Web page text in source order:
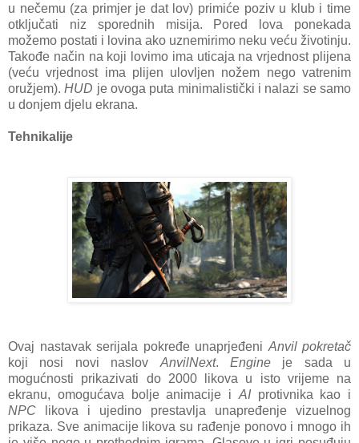
u nečemu (za primjer je dat lov) primiće poziv u klub i time
otključati niz sporednih misija. Pored lova ponekada
možemo postati i lovina ako uznemirimo neku veću životinju.
Takođe način na koji lovimo ima uticaja na vrjednost plijena
(veću vrjednost ima plijen ulovljen nožem nego vatrenim
oružjem).HUD je ovoga puta minimalistički i nalazi se samo
u donjem djelu ekrana.
Tehnikalije
Ovaj nastavak serijala pokređe unaprjeđeni Anvil pokretač
koji nosi novi naslov AnvilNext. Engineje sada u
mogućnosti prikazivati do 2000 likova u isto vrijeme na
ekranu, omogućava bolje animacije i AIprotivnika kao i
NPC likova i ujedino prestavlja unapređenje vizuelnog
prikaza. Sve animacije likova su rađenje ponovo i mnogo ih